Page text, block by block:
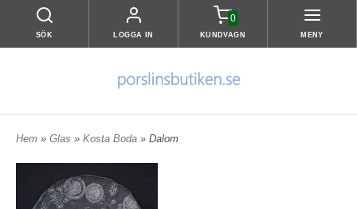
SÖK LOGGA IN
0
KUNDVAGN MENY
Hem » Glas » Kosta Boda » Dalom